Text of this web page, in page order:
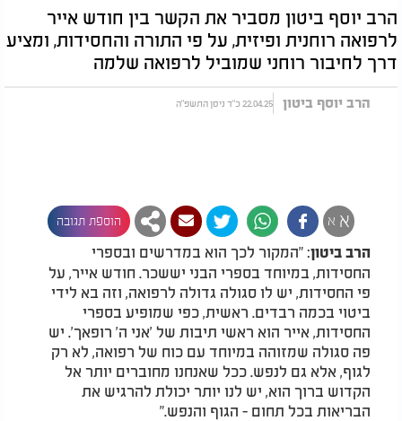
הרב יוסף ביטון מסביר את הקשר בין חודש אייר
לרפואה רוחנית ופיזית, על פי התורה והחסידות, ומציע
דרך לחיבור רוחני שמוביל לרפואה שלמה
הרב יוסף ביטון 22.04.25 כ"ד ניסן התשפ"ה
א א הוספת תגובה
הרב ביטון: "המקור לכך הוא במדרשים ובספרי
החסידות, במיוחד בספרי הבני יששכר. חודש אייר, על
פי החסידות, יש לו סגולה גדולה לרפואה, וזה בא לידי
ביטוי בכמה רבדים. ראשית, כפי שמופיע בספרי
החסידות, אייר הוא ראשי תיבות של 'אני ה' רופאך'. יש
פה סגולה שמזוהה במיוחד עם כוח של רפואה, לא רק
לגוף, אלא גם לנפש. ככל שאנחנו מחוברים יותר אל
הקדוש ברוך הוא, יש לנו יותר יכולת להרגיש את
הבריאות בכל תחום - הגוף והנפש."